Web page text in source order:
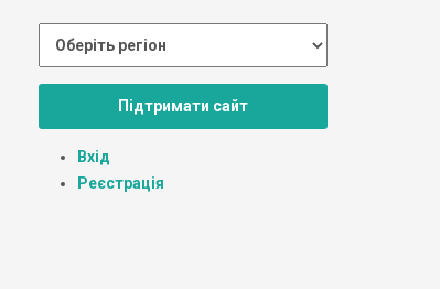
Підтримати сайт
Вхід
Реєстрація